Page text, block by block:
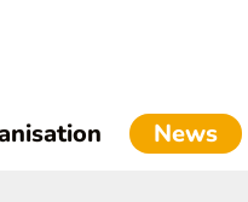
News